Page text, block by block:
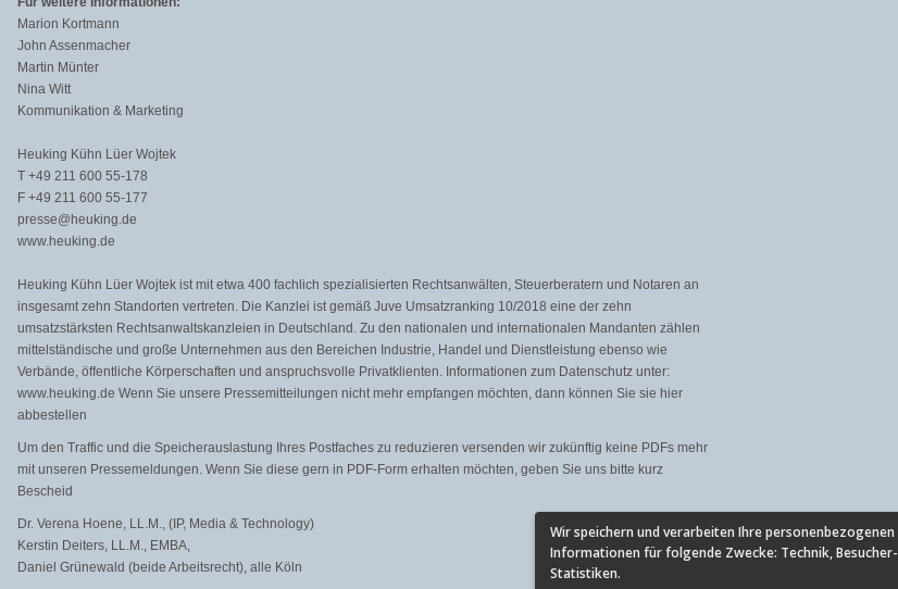
Marion Kortmann
John Assenmacher
Martin Münter
Nina Witt
Kommunikation & Marketing
Heuking Kühn Lüer Wojtek
T +49 211 600 55-178
F +49 211 600 55-177
presse@heuking.de
www.heuking.de
Heuking Kühn Lüer Wojtek ist mit etwa 400 fachlich spezialisierten Rechtsanwälten, Steuerberatern und Notaren an
insgesamt zehn Standorten vertreten. Die Kanzlei ist gemäß Juve Umsatzranking 10/2018 eine der zehn
umsatzstärksten Rechtsanwaltskanzleien in Deutschland. Zu den nationalen und internationalen Mandanten zählen
mittelständische und große Unternehmen aus den Bereichen Industrie, Handel und Dienstleistung ebenso wie
Verbände, öffentliche Körperschaften und anspruchsvolle Privatklienten. Informationen zum Datenschutz unter:
www.heuking.de Wenn Sie unsere Pressemitteilungen nicht mehr empfangen möchten, dann können Sie sie hier
abbestellen​
Um den Traffic und die Speicherauslastung Ihres Postfaches zu reduzieren versenden wir zukünftig keine PDFs mehr
mit unseren Pressemeldungen. Wenn Sie diese gern in PDF-Form erhalten möchten, geben Sie uns bitte kurz
Bescheid
Dr. Verena Hoene, LL.M., (IP, Media & Technology)
Kerstin Deiters, LL.M., EMBA,
Daniel Grünewald (beide Arbeitsrecht), alle Köln
Wir speichern und verarbeiten Ihre personenbezogenen
Informationen für folgende Zwecke: Technik, Besucher-
Statistiken.